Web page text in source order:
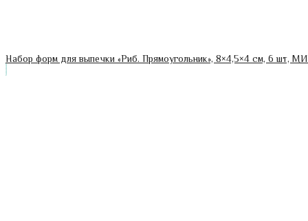
Набор форм для выпечки «Риб. Прямоугольник», 8×4,5×4 см, 6 шт,